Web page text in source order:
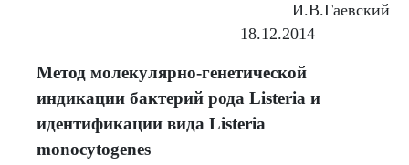
И.В.Гаевский
18.12.2014
Метод молекулярно-генетической
индикации бактерий рода Listeria и
идентификации вида Listeria
monocytogenes